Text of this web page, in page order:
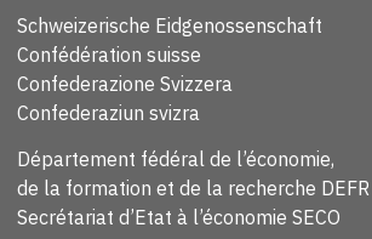
Schweizerische Eidgenossenschaft
Confédération suisse
Confederazione Svizzera
Confederaziun svizra
Département fédéral de l’économie,
de la formation et de la recherche DEFR
Secrétariat d’Etat à l’économie SECO